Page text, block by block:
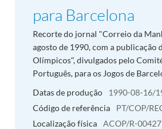
para Barcelona
Recorte do jornal "Correio da
agosto de 1990, com a publicação
Olímpicos", divulgados pelo
Português, para os Jogos de
Datas de produção
1990-08-16/
Código de referência
PT/COP/
Localização física ACOP/R-00427